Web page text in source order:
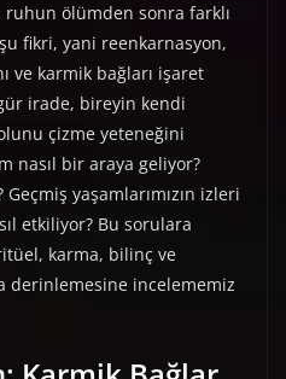
ölümden sonra farklı
fikri, yani reenkarnasyon,
ve karmik bağları işaret
irade, bireyin kendi
çizme yeteneğini
nasıl bir araya geliyor?
yaşamlarımızın izleri
etkiliyor? Bu sorulara
karma, bilinç ve
derinlemesine incelememiz